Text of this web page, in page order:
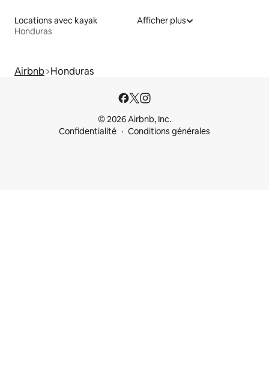
Locations avec kayak
Honduras
Afficher plus
Airbnb Honduras
© 2026 Airbnb, Inc.
Confidentialité
Conditions générales